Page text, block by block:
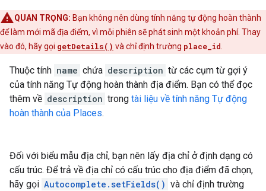
QUAN TRỌNG: Bạn không nên dùng tính năng tự động hoàn thành
để làm mới mã địa điểm, vì mỗi phiên sẽ phát sinh một khoản phí. Thay
vào đó, hãy gọi getDetails() và chỉ định trường place_id.
Thuộc tính name chứa description từ các cụm từ gợi ý
của tính năng Tự động hoàn thành địa điểm. Bạn có thể đọc
thêm về description trong tài liệu về tính năng Tự động
hoàn thành của Places.
Đối với biểu mẫu địa chỉ, bạn nên lấy địa chỉ ở định dạng có
cấu trúc. Để trả về địa chỉ có cấu trúc cho địa điểm đã chọn,
hãy gọi Autocomplete.setFields() và chỉ định trường